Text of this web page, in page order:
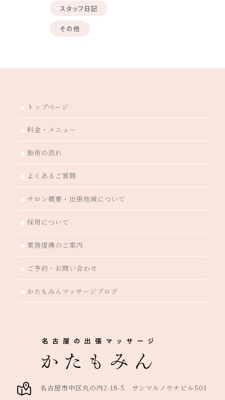
スタッフ日記
その他
名古屋市中区丸の内2-18-5 サンマルノウチビル501
● トップページ
● 料金・メニュー
● 施術の流れ
● よくあるご質問
● サロン概要・出張地域について
● 採用について
● 業務提携のご案内
● ご予約・お問い合わせ
● かたもみんマッサージブログ